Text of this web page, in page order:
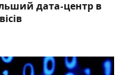
дата-центр в